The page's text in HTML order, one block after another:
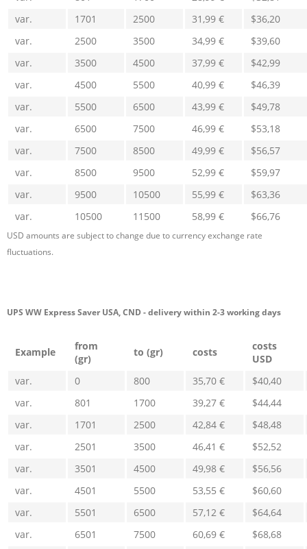
var.
1701 2500 31,99 €
$36,20
var.
2500 3500 34,99 €
$39,60
var.
3500 4500 37,99 €
$42,99
var.
4500 5500 40,99 €
$46,39
var.
5500 6500 43,99 €
$49,78
var.
6500 7500 46,99 €
$53,18
var.
7500 8500 49,99 €
$56,57
var.
8500 9500 52,99 €
$59,97
var.
9500 10500 55,99 €
$63,36
var.
10500 11500 58,99 € $66,76
USD amounts are subject to change due to currency exchange rate
fluctuations.
UPS WW Express Saver USA, CND - delivery within 2-3 working days
Example
from
(gr)
to (gr) costs
costs
USD
var.
0 800 35,70 €
$40,40
var.
801 1700 39,27 €
$44,44
var.
1701 2500 42,84 €
$48,48
var.
2501 3500 46,41 €
$52,52
var.
3501 4500 49,98 €
$56,56
var.
4501 5500 53,55 €
$60,60
var.
5501 6500 57,12 €
$64,64
var.
6501 7500 60,69 €
$68,68